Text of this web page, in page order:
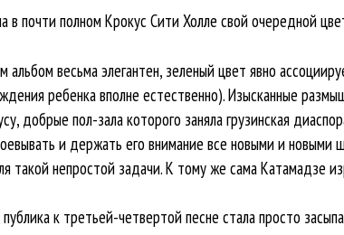
в почти полном Крокус Сити Холле свой очередной
альбом весьма элегантен, зеленый цвет явно
ребенка вполне естественно). Изысканные
добрые пол-зала которого заняла грузинская
и держать его внимание все новыми и новыми
такой непростой задачи. К тому же сама Катамадзе
к третьей-четвертой песне стала просто